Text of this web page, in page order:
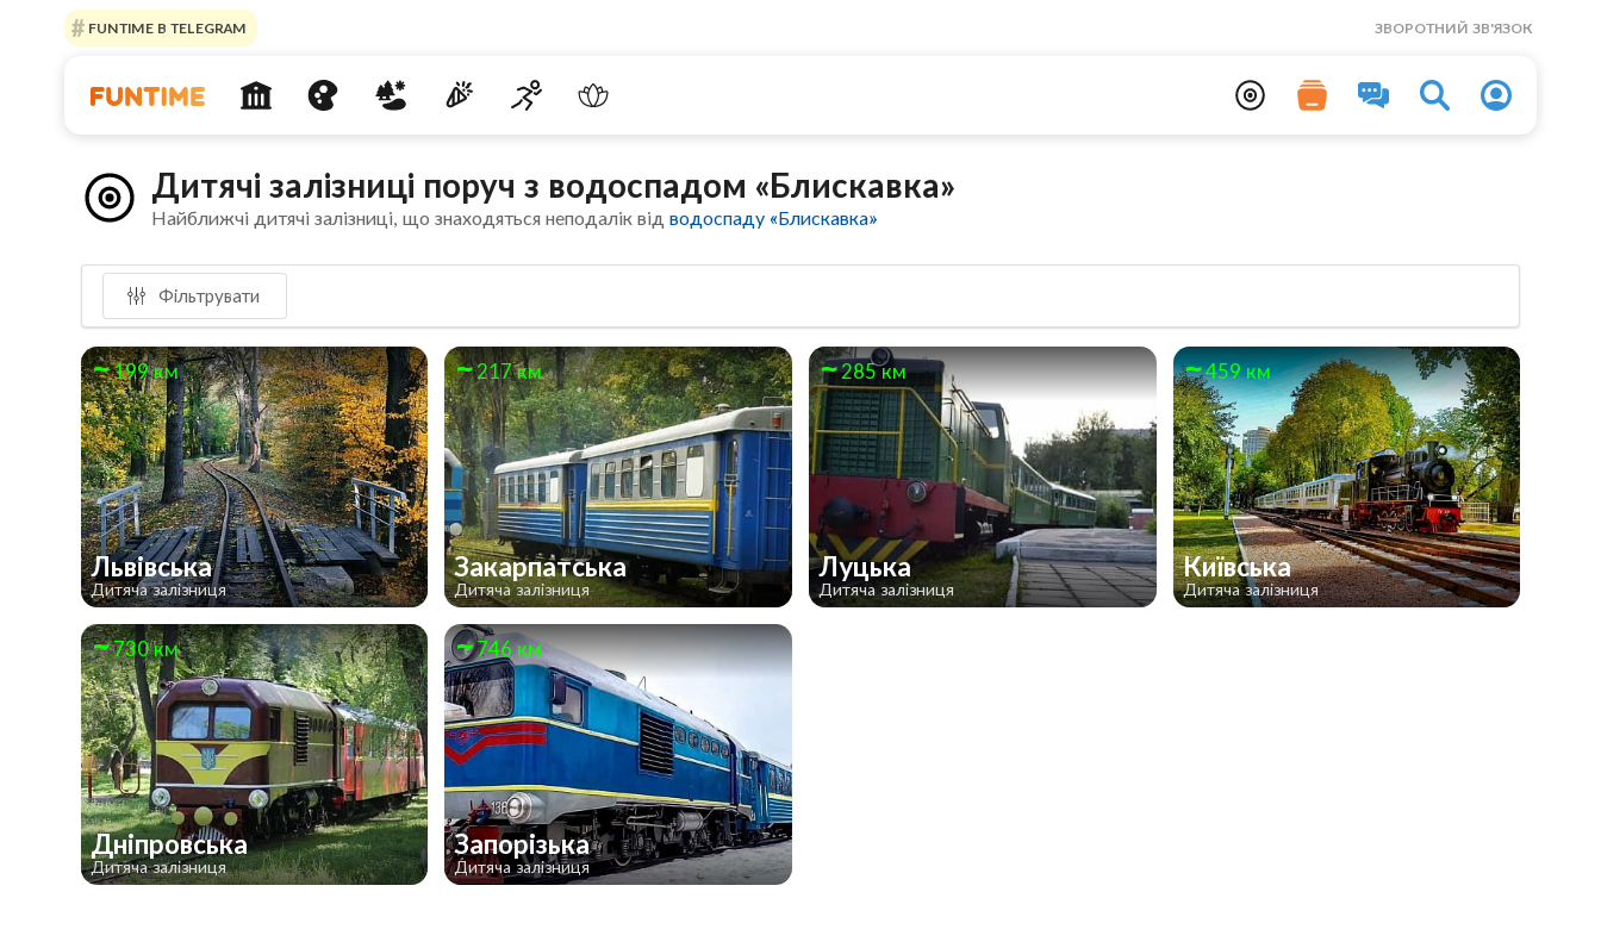
FUNTIME В TELEGRAM ЗВОРОТНИЙ ЗВ'ЯЗОК
Дитячі залізниці поруч з водоспадом «Блискавка»
Найближчі дитячі залізниці, що знаходяться неподалік відводоспаду «Блискавка»
Фільтрувати
199 км
Львівська
Дитяча залізниця
217 км
Закарпатська
Дитяча залізниця
285 км
Луцька
Дитяча залізниця
459 км
Київська
Дитяча залізниця
730 км
Дніпровська
Дитяча залізниця
746 км
Запорізька
Дитяча залізниця